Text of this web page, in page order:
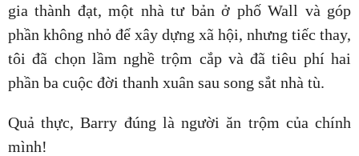
gia thành đạt, một nhà tư bản ở phố Wall và góp
phần không nhỏ để xây dựng xã hội, nhưng tiếc thay,
tôi đã chọn lầm nghề trộm cắp và đã tiêu phí hai
phần ba cuộc đời thanh xuân sau song sắt nhà tù.
Quả thực, Barry đúng là người ăn trộm của chính
mình!